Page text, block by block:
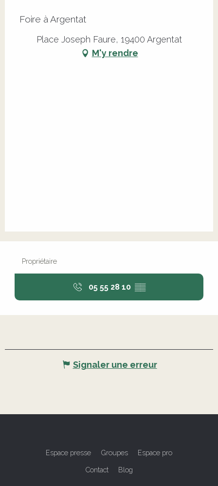
Foire à Argentat
Place Joseph Faure, 19400 Argentat
M'y rendre
Propriétaire
05 55 28 10 ▒▒
Signaler une erreur
Espace presse Groupes Espace pro
Contact Blog